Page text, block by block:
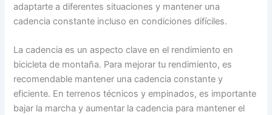
adaptarte a diferentes situaciones y mantener una
cadencia constante incluso en condiciones difíciles.
La cadencia es un aspecto clave en el rendimiento en
bicicleta de montaña. Para mejorar tu rendimiento, es
recomendable mantener una cadencia constante y
eficiente. En terrenos técnicos y empinados, es importante
bajar la marcha y aumentar la cadencia para mantener el